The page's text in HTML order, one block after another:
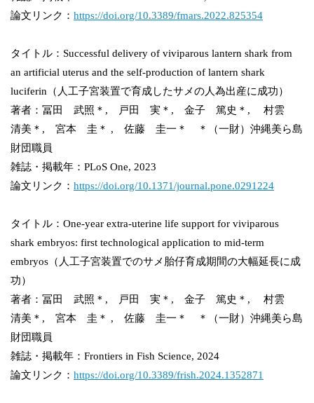
論文リンク： https://doi.org/10.3389/fmars.2022.825354
タイトル：Successful delivery of viviparous lantern shark from
an artificial uterus and the self-production of lantern shark
luciferin（人工子宮装置で育成したサメの人為出産に成功）
著者：冨田 武照＊, 戸田 実＊, 金子 篤史＊, 村雲
清美＊, 宮本 圭＊ , 佐藤 圭一＊ ＊（一財）沖縄美ら島
財団職員
雑誌・掲載年：PLoS One, 2023
論文リンク： https://doi.org/10.1371/journal.pone.0291224
タイトル：One-year extra-uterine life support for viviparous
shark embryos: first technological application to mid-term
embryos（人工子宮装置でのサメ胎仔育成期間の大幅延長に成
功）
著者：冨田 武照＊, 戸田 実＊, 金子 篤史＊, 村雲
清美＊, 宮本 圭＊ , 佐藤 圭一＊ ＊（一財）沖縄美ら島
財団職員
雑誌・掲載年：Frontiers in Fish Science, 2024
論文リンク： https://doi.org/10.3389/frish.2024.1352871